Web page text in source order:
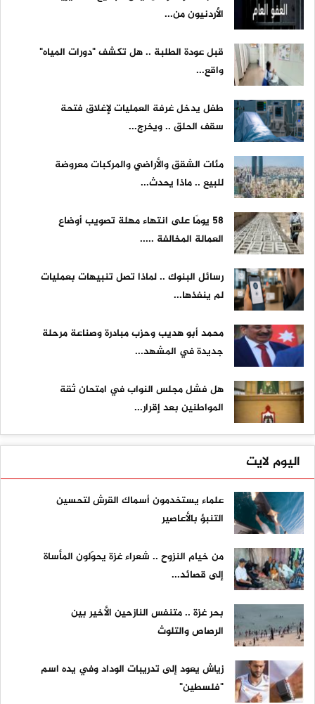
الأردنيون من...
قبل عودة الطلبة .. هل تكشف "دورات المياه"
واقع...
طفل يدخل غرفة العمليات لإغلاق فتحة
سقف الحلق .. ويخرج...
مئات الشقق والأراضي والمركبات معروضة
للبيع .. ماذا يحدث...
58 يومًا على انتهاء مهلة تصويب أوضاع
العمالة المخالفة .....
رسائل البنوك .. لماذا تصل تنبيهات بعمليات
لم ينفذها...
محمد أبو هديب وحزب مبادرة وصناعة مرحلة
جديدة في المشهد...
هل فشل مجلس النواب في امتحان ثقة
المواطنين بعد إقرار...
اليوم لايت
علماء يستخدمون أسماك القرش لتحسين
التنبؤ بالأعاصير
من خيام النزوح .. شعراء غزة يحوّلون المأساة
إلى قصائد...
بحر غزة .. متنفس النازحين الأخير بين
الرصاص والتلوث
زياش يعود إلى تدريبات الوداد وفي يده اسم
"فلسطين"